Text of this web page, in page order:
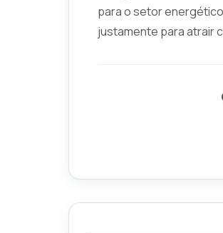
para o setor
justamente para atrair